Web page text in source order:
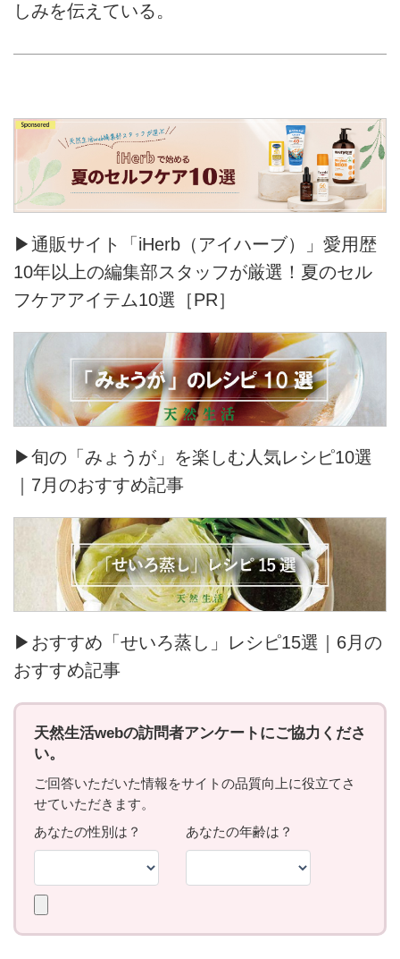
しみを伝えている。
▶通販サイト「iHerb（アイハーブ）」愛用歴
10年以上の編集部スタッフが厳選！夏のセル
フケアアイテム10選［PR］
▶旬の「みょうが」を楽しむ人気レシピ10選
｜7月のおすすめ記事
▶おすすめ「せいろ蒸し」レシピ15選｜6月の
おすすめ記事